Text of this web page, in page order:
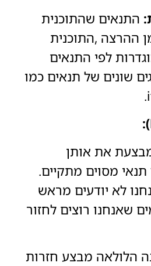
התנאים שהתוכנית
ההרצה ,התוכנית
לפי התנאים
שונים של תנאים כמו
את אותן
מסוים מתקיים.
לא יודעים מראש
שאנחנו רוצים לחזור
הלולאה מבצע חזרות